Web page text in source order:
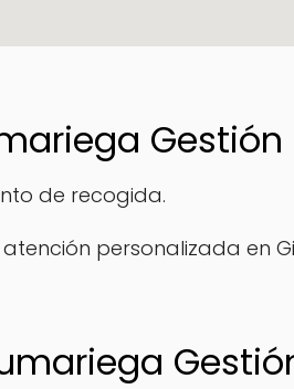
Gestión
de recogida.
personalizada en